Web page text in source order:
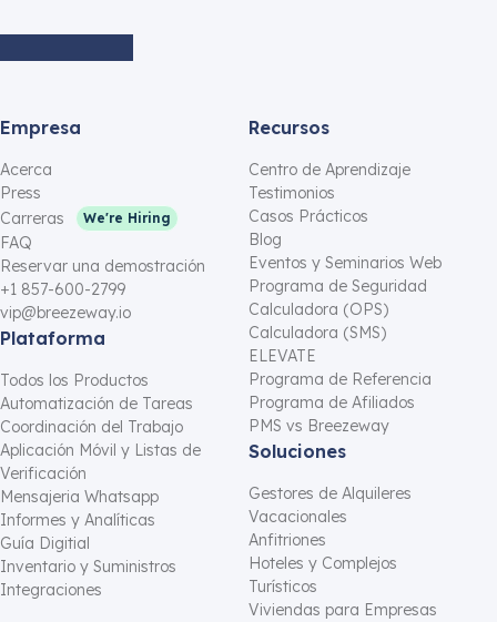
Empresa
Acerca
Press
Carreras
We're Hiring
FAQ
Reservar una demostración
+1 857-600-2799
vip@breezeway.io
Plataforma
Todos los Productos
Automatización de Tareas
Coordinación del Trabajo
Aplicación Móvil y Listas de
Verificación
Mensajeria Whatsapp
Informes y Analíticas
Guía Digitial
Inventario y Suministros
Integraciones
Recursos
Centro de Aprendizaje
Testimonios
Casos Prácticos
Blog
Eventos y Seminarios Web
Programa de Seguridad
Calculadora (OPS)
Calculadora (SMS)
ELEVATE
Programa de Referencia
Programa de Afiliados
PMS vs Breezeway
Soluciones
Gestores de Alquileres
Vacacionales
Anfitriones
Hoteles y Complejos
Turísticos
Viviendas para Empresas